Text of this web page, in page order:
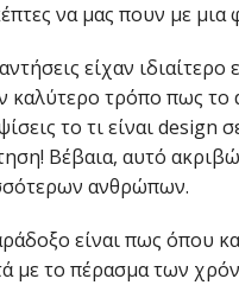
να μας πουν με μια
είχαν
καλύτερο τρόπο πως το
το τι είναι design
Βέβαια, αυτό
ανθρώπων.
είναι πως όπου
με το πέρασμα των